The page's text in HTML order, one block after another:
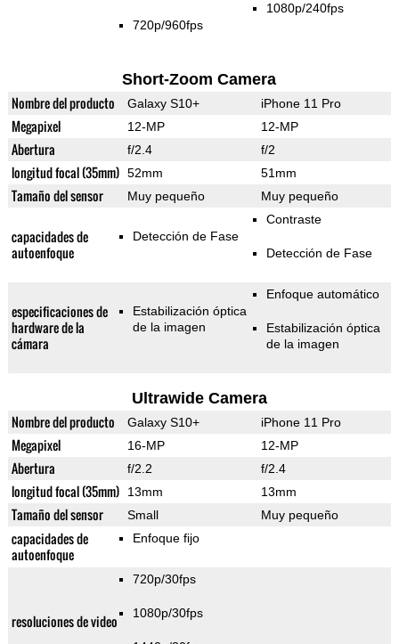
720p/960fps
1080p/240fps
Short-Zoom Camera
Nombre del producto Galaxy S10+ iPhone 11 Pro
Megapixel 12-MP 12-MP
Abertura f/2.4 f/2
longitud focal (35mm) 52mm 51mm
Tamaño del sensor Muy pequeño Muy pequeño
capacidades de
autoenfoque
Detección de Fase
Contraste
Detección de Fase
especificaciones de
hardware de la
cámara
Estabilización óptica
de la imagen
Enfoque automático
Estabilización óptica
de la imagen
Ultrawide Camera
Nombre del producto Galaxy S10+ iPhone 11 Pro
Megapixel 16-MP 12-MP
Abertura f/2.2 f/2.4
longitud focal (35mm) 13mm 13mm
Tamaño del sensor Small Muy pequeño
capacidades de
autoenfoque
Enfoque fijo
resoluciones de video
720p/30fps
1080p/30fps